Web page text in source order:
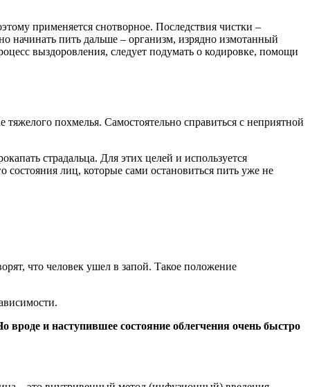
применяется снотворное. Последствия чистки –
начинать пить дальше – организм, изрядно измотанный
выздоровления, следует подумать о кодировке, помощи
похмелья. Самостоятельно справиться с неприятной
страдальца. Для этих целей и используется
состояния лиц, которые сами остановиться пить уже не
что человек ушел в запой. Такое положение
вроде и наступившее состояние облегчения очень быстро